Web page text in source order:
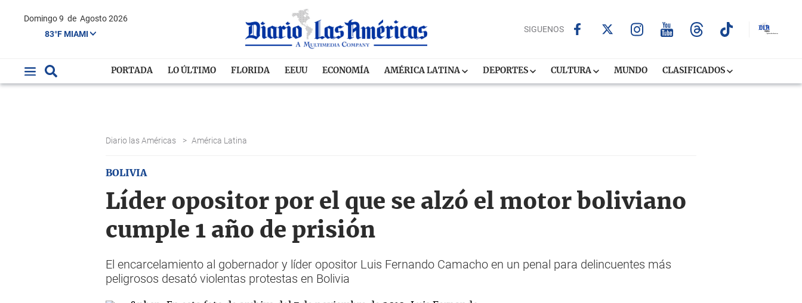
Domingo 9 de Agosto 2026
83°F MIAMI
SIGUENOS
PORTADA LO ÚLTIMO FLORIDA EEUU ECONOMÍA AMÉRICA LATINA DEPORTES CULTURA MUNDO CLASIFICADOS
Diario las Américas > América Latina
BOLIVIA
Líder opositor por el que se alzó el motor boliviano
cumple 1 año de prisión
El encarcelamiento al gobernador y líder opositor Luis Fernando Camacho en un penal para delincuentes más
peligrosos desató violentas protestas en Bolivia